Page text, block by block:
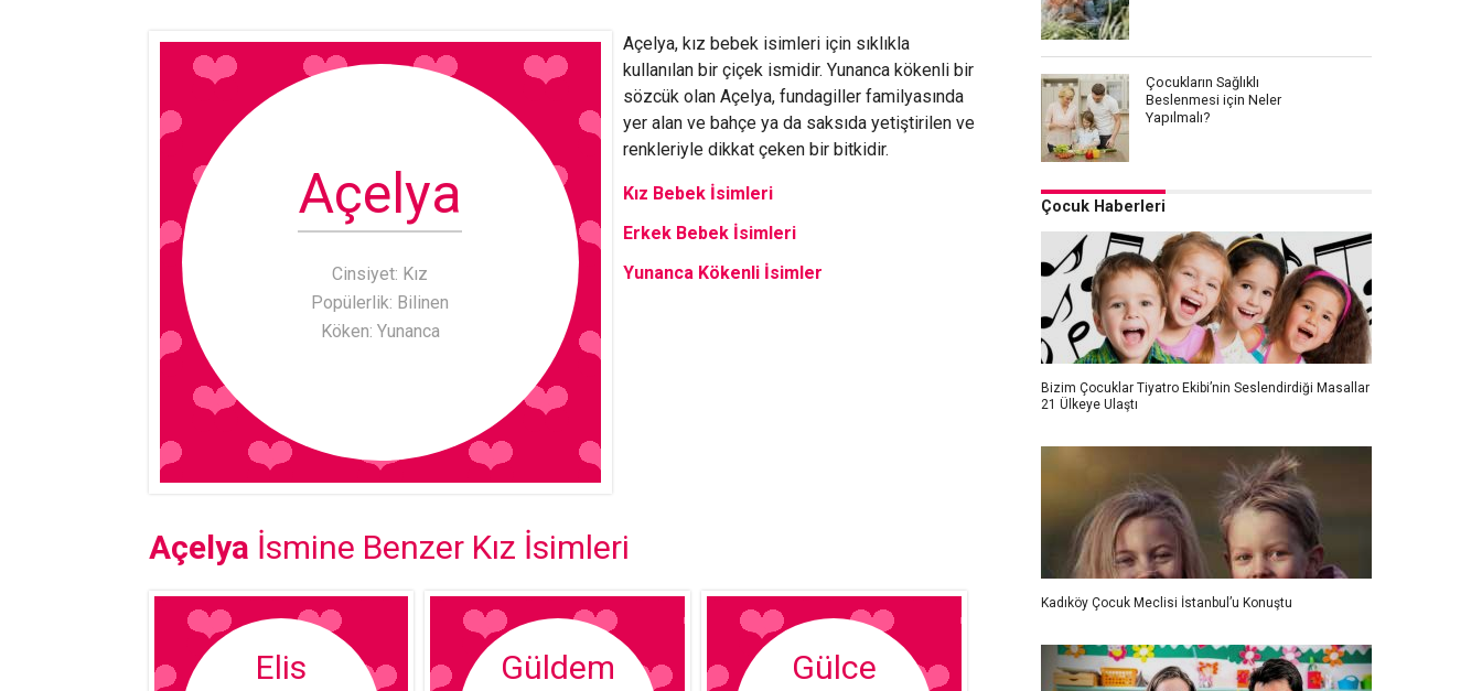
Açelya
Cinsiyet: Kız
Popülerlik: Bilinen
Köken: Yunanca
Açelya, kız bebek isimleri için sıklıkla
kullanılan bir çiçek ismidir. Yunanca kökenli bir
sözcük olan Açelya, fundagiller familyasında
yer alan ve bahçe ya da saksıda yetiştirilen ve
renkleriyle dikkat çeken bir bitkidir.
Kız Bebek İsimleri
Erkek Bebek İsimleri
Yunanca Kökenli İsimler
Açelya İsmine Benzer Kız İsimleri
Elis Güldem Gülce
Çocukların Sağlıklı
Beslenmesi için Neler
Yapılmalı?
Çocuk Haberleri
Bizim Çocuklar Tiyatro Ekibi’nin Seslendirdiği Masallar
21 Ülkeye Ulaştı
Kadıköy Çocuk Meclisi İstanbul’u Konuştu